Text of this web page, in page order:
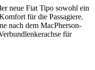
neue Fiat Tipo sowohl ein
für die Passagiere.
nach dem MacPherson-
für